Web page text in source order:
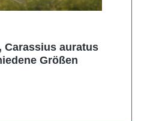
Carassius auratus
Größen